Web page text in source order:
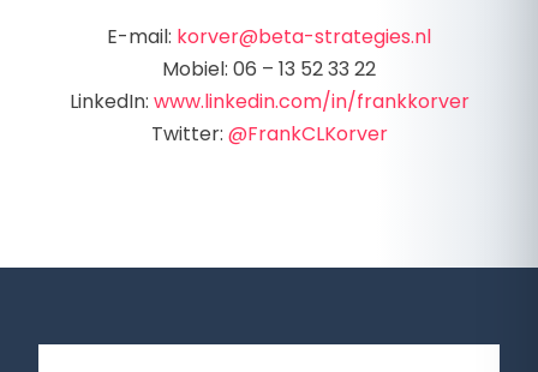
E-mail: korver@beta-strategies.nl
Mobiel: 06 – 13 52 33 22
LinkedIn: www.linkedin.com/in/frankkorver
Twitter: @FrankCLKorver